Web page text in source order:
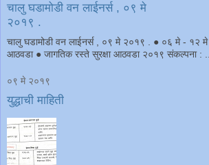
चालु घडामोडी वन लाईनर्स , ०९ मे
२०१९ .
चालु घडामोडी वन लाईनर्स , ०९ मे २०१९ . ● ०६ मे - १२ मे
आठवडा ● जागतिक रस्ते सुरक्षा आठवडा २०१९ संकल्पना : ...
०९ मे २०१९
युद्धाची माहिती